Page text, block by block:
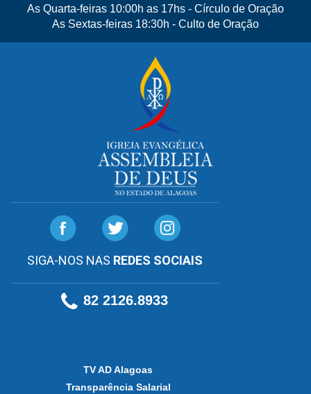
As Quarta-feiras 10:00h as 17hs - Círculo de Oração
As Sextas-feiras 18:30h - Culto de Oração
SIGA-NOS NAS REDES SOCIAIS
82 2126.8933
TV AD Alagoas
Transparência Salarial